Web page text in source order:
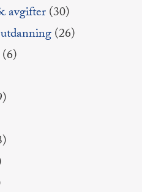
avgifter(30)
(26)
(6)